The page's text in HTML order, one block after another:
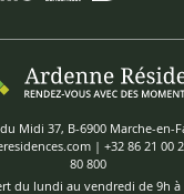
Midi 37, B-6900 Marche-en-
| +32 86 21 00
80 800
du lundi au vendredi de 9h à